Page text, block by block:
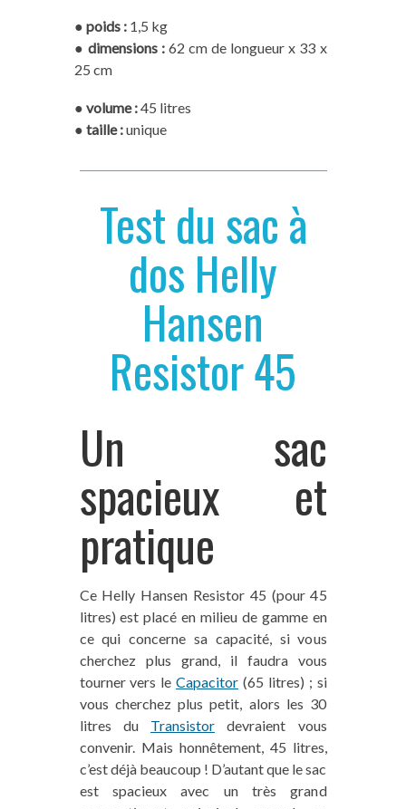
●poids : 1,5 kg
●dimensions : 62 cm de longueur x 33 x
25 cm
●volume :45 litres
●taille :unique
Test du sac à
dos Helly
Hansen
Resistor 45
Un sac
spacieux et
pratique
Ce Helly Hansen Resistor 45 (pour 45
litres) est placé en milieu de gamme en
ce qui concerne sa capacité, si vous
cherchez plus grand, il faudra vous
tourner vers leCapacitor (65 litres) ; si
vous cherchez plus petit, alors les 30
litres du Transistor devraient vous
convenir. Mais honnêtement, 45 litres,
c’est déjà beaucoup ! D’autant que le sac
est spacieux avec un très grand